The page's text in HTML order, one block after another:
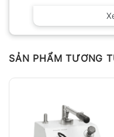
SẢN PHẨM TƯƠNG